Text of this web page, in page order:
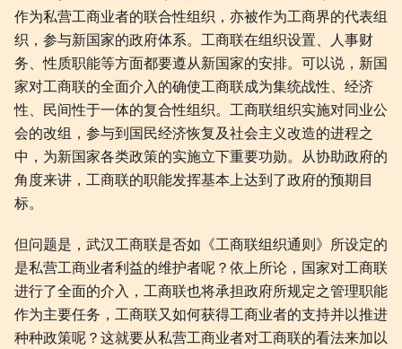
作为私营工商业者的联合性组织，亦被作为工商界的代表组
织，参与新国家的政府体系。工商联在组织设置、人事财
务、性质职能等方面都要遵从新国家的安排。可以说，新国
家对工商联的全面介入的确使工商联成为集统战性、经济
性、民间性于一体的复合性组织。工商联组织实施对同业公
会的改组，参与到国民经济恢复及社会主义改造的进程之
中，为新国家各类政策的实施立下重要功勋。从协助政府的
角度来讲，工商联的职能发挥基本上达到了政府的预期目
标。
但问题是，武汉工商联是否如《工商联组织通则》所设定的
是私营工商业者利益的维护者呢？依上所论，国家对工商联
进行了全面的介入，工商联也将承担政府所规定之管理职能
作为主要任务，工商联又如何获得工商业者的支持并以推进
种种政策呢？这就要从私营工商业者对工商联的看法来加以